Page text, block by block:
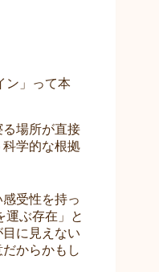
ン」って本
場所が直接
科学的な根拠
受性を持っ
運ぶ存在」と
に見えない
からかもし